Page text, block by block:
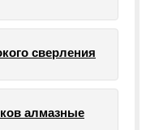
сверления
алмазные